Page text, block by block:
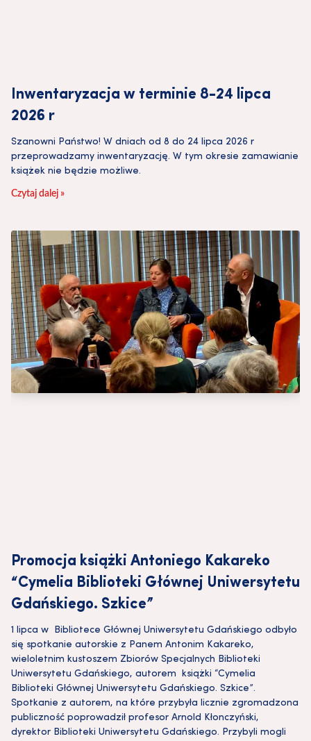
Inwentaryzacja w terminie 8-24 lipca
2026 r
Szanowni Państwo! W dniach od 8 do 24 lipca 2026 r
przeprowadzamy inwentaryzację. W tym okresie zamawianie
książek nie będzie możliwe.
Czytaj dalej »
Promocja książki Antoniego Kakareko
“Cymelia Biblioteki Głównej Uniwersytetu
Gdańskiego. Szkice”
1 lipca w Bibliotece Głównej Uniwersytetu Gdańskiego odbyło
się spotkanie autorskie z Panem Antonim Kakareko,
wieloletnim kustoszem Zbiorów Specjalnych Biblioteki
Uniwersytetu Gdańskiego, autorem książki “Cymelia
Biblioteki Głównej Uniwersytetu Gdańskiego. Szkice”.
Spotkanie z autorem, na które przybyła licznie zgromadzona
publiczność poprowadził profesor Arnold Kłonczyński,
dyrektor Biblioteki Uniwersytetu Gdańskiego. Przybyli mogli